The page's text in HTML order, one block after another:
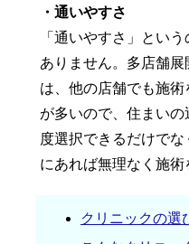
・通いやすさ
「通いやすさ」とい
ありません。多店舗
は、他の店舗でも施
が多いので、住まい
度選択できるだけで
にあれば無理なく施術
クリニックの選